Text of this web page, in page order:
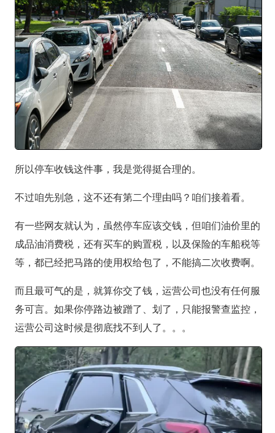
所以停车收钱这件事，我是觉得挺合理的。
不过咱先别急，这不还有第二个理由吗？咱们接着看。
有一些网友就认为，虽然停车应该交钱，但咱们油价里的
成品油消费税，还有买车的购置税，以及保险的车船税等
等，都已经把马路的使用权给包了，不能搞二次收费啊。
而且最可气的是，就算你交了钱，运营公司也没有任何服
务可言。如果你停路边被蹭了、划了，只能报警查监控，
运营公司这时候是彻底找不到人了。。。